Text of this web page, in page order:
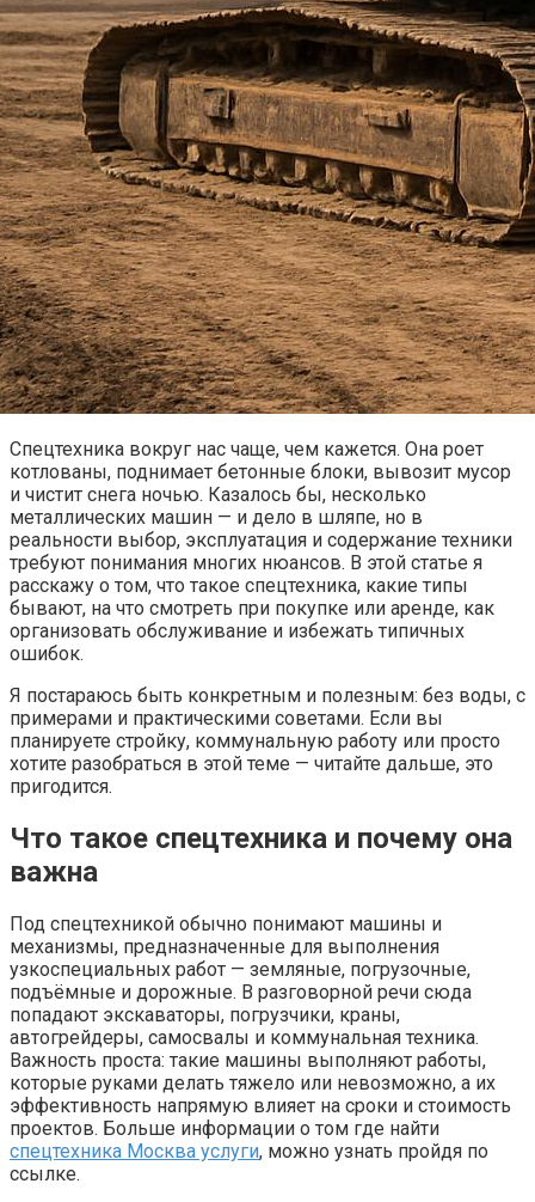
Спецтехника вокруг нас чаще, чем кажется. Она роет
котлованы, поднимает бетонные блоки, вывозит мусор
и чистит снега ночью. Казалось бы, несколько
металлических машин — и дело в шляпе, но в
реальности выбор, эксплуатация и содержание техники
требуют понимания многих нюансов. В этой статье я
расскажу о том, что такое спецтехника, какие типы
бывают, на что смотреть при покупке или аренде, как
организовать обслуживание и избежать типичных
ошибок.
Я постараюсь быть конкретным и полезным: без воды, с
примерами и практическими советами. Если вы
планируете стройку, коммунальную работу или просто
хотите разобраться в этой теме — читайте дальше, это
пригодится.
Что такое спецтехника и почему она
важна
Под спецтехникой обычно понимают машины и
механизмы, предназначенные для выполнения
узкоспециальных работ — земляные, погрузочные,
подъёмные и дорожные. В разговорной речи сюда
попадают экскаваторы, погрузчики, краны,
автогрейдеры, самосвалы и коммунальная техника.
Важность проста: такие машины выполняют работы,
которые руками делать тяжело или невозможно, а их
эффективность напрямую влияет на сроки и стоимость
проектов. Больше информации о том где найти
спецтехника Москва услуги, можно узнать пройдя по
ссылке.